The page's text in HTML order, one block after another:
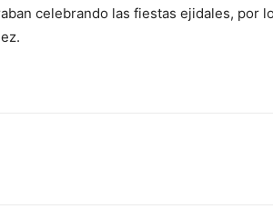
celebrando las fiestas ejidales, por